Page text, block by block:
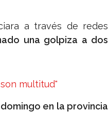
a través de redes
una golpiza a dos
multitud"
en la provincia